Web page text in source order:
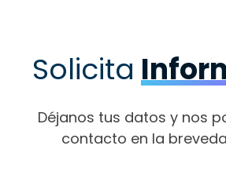
Solicita
Déjanos tus datos y nos
contacto en la